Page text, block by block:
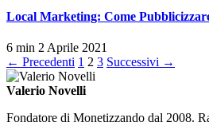
Local Marketing: Come
6 min 2 Aprile 2021
Paginazione
degli
articoli
← Precedenti 1 2 3 Successivi →
Valerio Novelli
Fondatore di Monetizzando dal 2008.